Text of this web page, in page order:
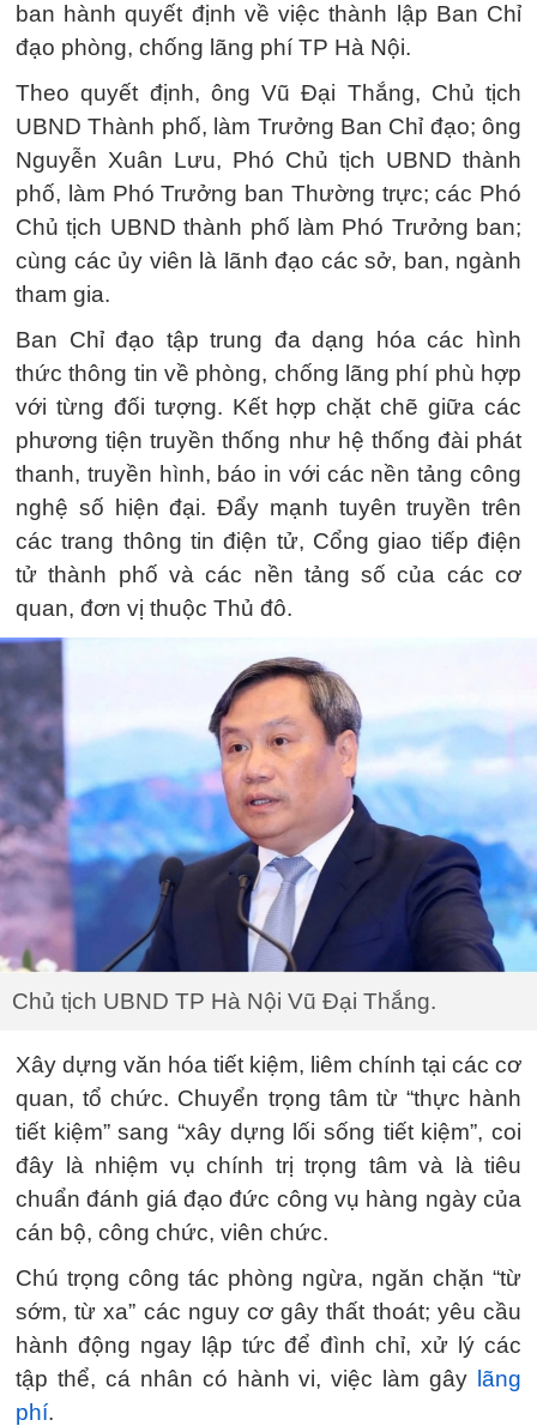
ban hành quyết định về việc thành lập Ban Chỉ
đạo phòng, chống lãng phí TP Hà Nội.
Theo quyết định, ông Vũ Đại Thắng, Chủ tịch
UBND Thành phố, làm Trưởng Ban Chỉ đạo; ông
Nguyễn Xuân Lưu, Phó Chủ tịch UBND thành
phố, làm Phó Trưởng ban Thường trực; các Phó
Chủ tịch UBND thành phố làm Phó Trưởng ban;
cùng các ủy viên là lãnh đạo các sở, ban, ngành
tham gia.
Ban Chỉ đạo tập trung đa dạng hóa các hình
thức thông tin về phòng, chống lãng phí phù hợp
với từng đối tượng. Kết hợp chặt chẽ giữa các
phương tiện truyền thống như hệ thống đài phát
thanh, truyền hình, báo in với các nền tảng công
nghệ số hiện đại. Đẩy mạnh tuyên truyền trên
các trang thông tin điện tử, Cổng giao tiếp điện
tử thành phố và các nền tảng số của các cơ
quan, đơn vị thuộc Thủ đô.
Chủ tịch UBND TP Hà Nội Vũ Đại Thắng.
Xây dựng văn hóa tiết kiệm, liêm chính tại các cơ
quan, tổ chức. Chuyển trọng tâm từ “thực hành
tiết kiệm” sang “xây dựng lối sống tiết kiệm”, coi
đây là nhiệm vụ chính trị trọng tâm và là tiêu
chuẩn đánh giá đạo đức công vụ hàng ngày của
cán bộ, công chức, viên chức.
Chú trọng công tác phòng ngừa, ngăn chặn “từ
sớm, từ xa” các nguy cơ gây thất thoát; yêu cầu
hành động ngay lập tức để đình chỉ, xử lý các
tập thể, cá nhân có hành vi, việc làm gây lãng
phí.